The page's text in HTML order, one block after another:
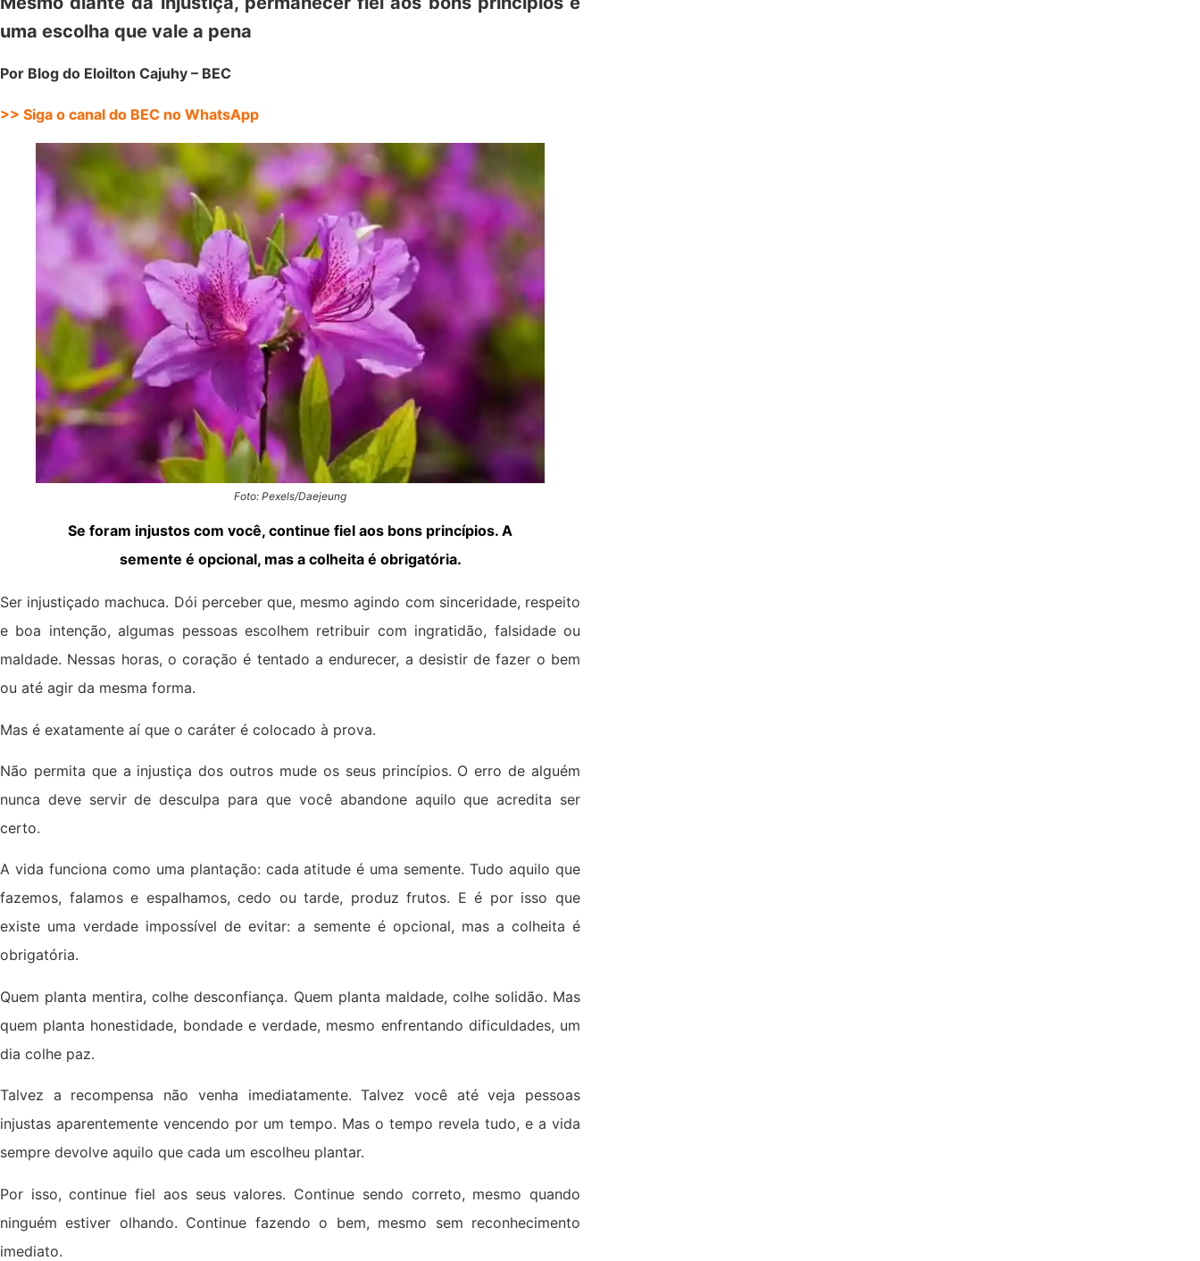
uma escolha que vale a pena
Por Blog do Eloilton Cajuhy – BEC
>> Siga o canal do BEC no WhatsApp
Foto: Pexels/Daejeung
Se foram injustos com você, continue fiel aos bons princípios. A
semente é opcional, mas a colheita é obrigatória.
Ser injustiçado machuca. Dói perceber que, mesmo agindo com sinceridade, respeito
e boa intenção, algumas pessoas escolhem retribuir com ingratidão, falsidade ou
maldade. Nessas horas, o coração é tentado a endurecer, a desistir de fazer o bem
ou até agir da mesma forma.
Mas é exatamente aí que o caráter é colocado à prova.
Não permita que a injustiça dos outros mude os seus princípios. O erro de alguém
nunca deve servir de desculpa para que você abandone aquilo que acredita ser
certo.
A vida funciona como uma plantação: cada atitude é uma semente. Tudo aquilo que
fazemos, falamos e espalhamos, cedo ou tarde, produz frutos. E é por isso que
existe uma verdade impossível de evitar: a semente é opcional, mas a colheita é
obrigatória.
Quem planta mentira, colhe desconfiança. Quem planta maldade, colhe solidão. Mas
quem planta honestidade, bondade e verdade, mesmo enfrentando dificuldades, um
dia colhe paz.
Talvez a recompensa não venha imediatamente. Talvez você até veja pessoas
injustas aparentemente vencendo por um tempo. Mas o tempo revela tudo, e a vida
sempre devolve aquilo que cada um escolheu plantar.
Por isso, continue fiel aos seus valores. Continue sendo correto, mesmo quando
ninguém estiver olhando. Continue fazendo o bem, mesmo sem reconhecimento
imediato.